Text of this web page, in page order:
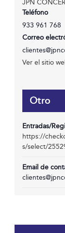
JPN
Teléfono
933 961 768
Correo
Ver el sitio
Otro
Entradas/
https://
s/select/
Email de